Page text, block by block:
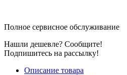
Полное сервисное обслуживание
Нашли дешевле? Сообщите!
Подпишитесь на рассылку!
Описание товара